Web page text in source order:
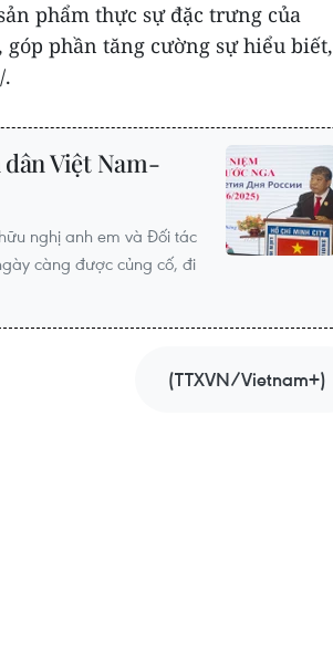
phẩm thực sự đặc trưng của
phần tăng cường sự hiểu biết,
Việt Nam-
nghị anh em và Đối tác
càng được củng cố, đi
(TTXVN/Vietnam+)